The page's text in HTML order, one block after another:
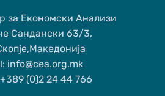
за Економски Анализи
Сандански 63/3,
info@cea.org.mk
(0)2 24 44 766